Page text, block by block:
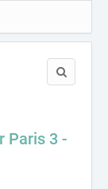
Paris 3 -